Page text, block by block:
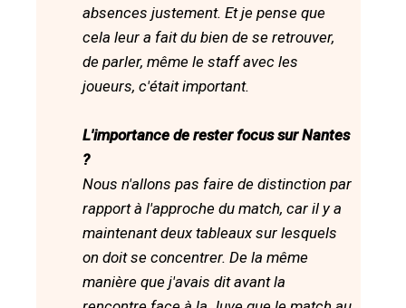
absences justement. Et je pense que
cela leur a fait du bien de se retrouver,
de parler, même le staff avec les
joueurs, c'était important.
L'importance de rester focus sur Nantes
?
Nous n'allons pas faire de distinction par
rapport à l'approche du match, car il y a
maintenant deux tableaux sur lesquels
on doit se concentrer. De la même
manière que j'avais dit avant la